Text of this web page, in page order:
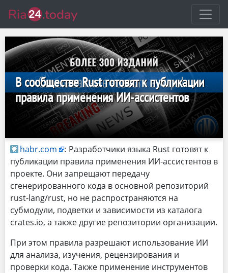
В сообществе Rust готовят к публикации
правила применения ИИ-ассистентов
habr.com : Разработчики языка Rust готовят к
публикации правила применения ИИ-ассистентов в
проекте. Они запрещают передачу
сгенерированного кода в основной репозиторий
rust-lang/rust, но не распространяются на
субмодули, подветки и зависимости из каталога
crates.io, а также другие репозитории организации.
При этом правила разрешают использование ИИ
для анализа, изучения, рецензирования и
проверки кода. Также применение инструментов